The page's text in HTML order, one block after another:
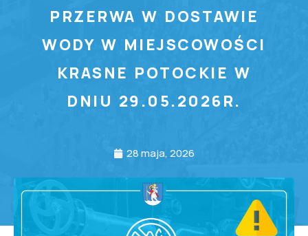
PRZERWA W DOSTAWIE
WODY W MIEJSCOWOŚCI
KRASNE POTOCKIE W
DNIU 29.05.2026R.
28 maja, 2026